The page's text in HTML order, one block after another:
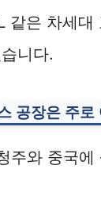
같은 차세대
니다.
공장은 주로
주와 중국에